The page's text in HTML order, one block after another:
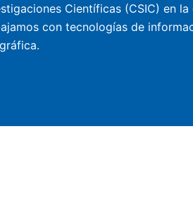
Científicas (CSIC) en la
con tecnologías de